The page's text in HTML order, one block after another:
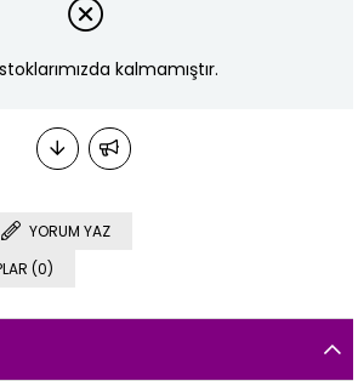
kalmamıştır.
YORUM YAZ
(0)